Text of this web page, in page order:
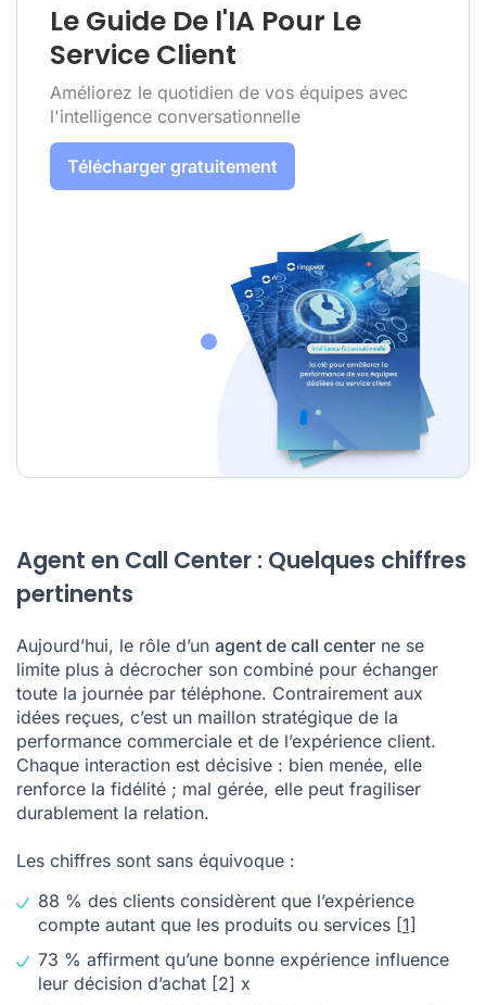
Le Guide De l'IA Pour Le
Service Client
Améliorez le quotidien de vos équipes avec
l'intelligence conversationnelle
Télécharger gratuitement
Agent en Call Center : Quelques chiffres
pertinents
Aujourd’hui, le rôle d’un agent de call center ne se
limite plus à décrocher son combiné pour échanger
toute la journée par téléphone. Contrairement aux
idées reçues, c’est un maillon stratégique de la
performance commerciale et de l’expérience client.
Chaque interaction est décisive : bien menée, elle
renforce la fidélité ; mal gérée, elle peut fragiliser
durablement la relation.
Les chiffres sont sans équivoque :
88 % des clients considèrent que l’expérience
compte autant que les produits ou services [1]
73 % affirment qu’une bonne expérience influence
leur décision d’achat [2] x